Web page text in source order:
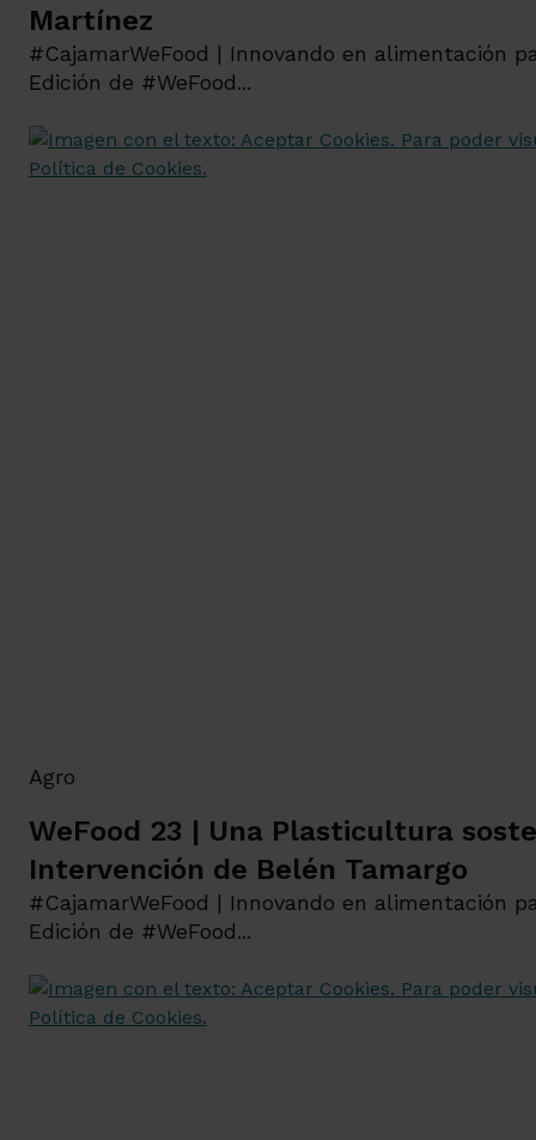
Martínez
#CajamarWeFood | Innovando en alimentación
Edición de #WeFood...
Agro
WeFood 23 | Una Plasticultura
Intervención de Belén Tamargo
#CajamarWeFood | Innovando en alimentación
Edición de #WeFood...